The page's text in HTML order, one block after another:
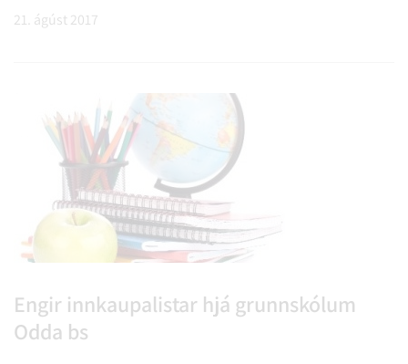
21. ágúst 2017
Engir innkaupalistar hjá grunnskólum
Odda bs